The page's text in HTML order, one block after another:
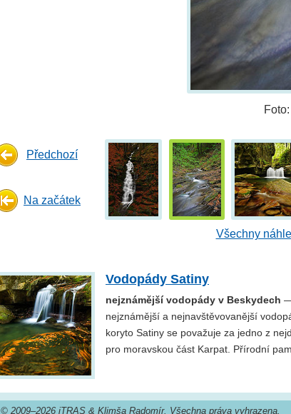
Foto:
Předchozí
Na začátek
Všechny
Vodopády Satiny
nejznámější vodopády v Beskydech
nejznámější a nejnavštěvovanější
koryto Satiny se považuje za jedno z
pro moravskou část Karpat. Přírodní
© 2009–2026 iTRAS & Klimša Radomír. Všechna práva vyhrazena.